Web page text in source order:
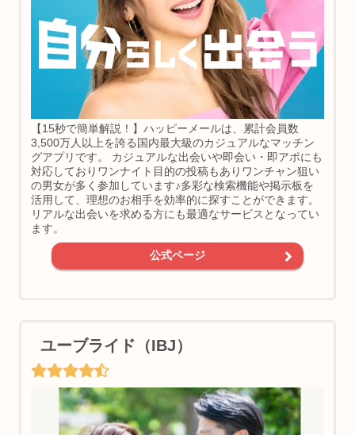
【15秒で簡単解説！】ハッピーメールは、累計会員数
3,500万人以上を誇る国内最大級のカジュアルなマッチン
グアプリです。 カジュアルな出会いや即会い・即アポにも
対応しておりワンナイト目的の投稿もありワンチャン狙い
の男女が多く参加しています♪多彩な検索機能や掲示板を
活用して、理想のお相手を効率的に探すことができます。
リアルな出会いを求める方にも最適なサービスとなってい
ます。
公式ページ
ユーブライド（IBJ）